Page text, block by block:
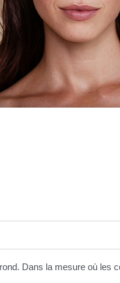
Dans la mesure où les